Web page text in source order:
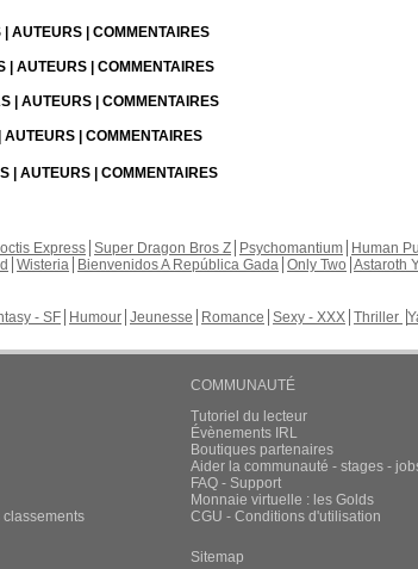
AUTEURS | COMMENTAIRES
| AUTEURS | COMMENTAIRES
| AUTEURS | COMMENTAIRES
| COMMENTAIRES
| AUTEURS | COMMENTAIRES
Express Super Dragon Bros Z Psychomantium Human
Wisteria Bienvenidos A República Gada Only Two Astaroth
- SF Humour Jeunesse Romance Sexy - XXX Thriller
classements
COMMUNAUTÉ
Tutoriel du lecteur
Évènements IRL
Boutiques partenaires
Aider la communauté - stages -
FAQ - Support
Monnaie virtuelle : les Golds
CGU - Conditions d'utilisation
Sitemap